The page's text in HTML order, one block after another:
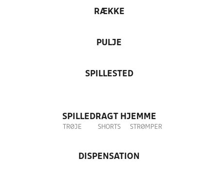
RÆKKE
PULJE
SPILLESTED
SPILLEDRAGT HJEMME
TRØJE SHORTS STRØMPER
DISPENSATION